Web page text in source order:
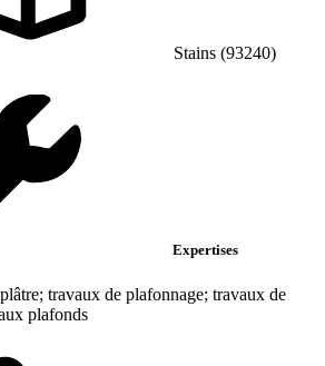
Stains (93240)
Expertises
travaux de plafonnage; travaux de
plafonds